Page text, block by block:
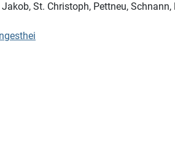
St. Christoph, Pettneu, Schnann,